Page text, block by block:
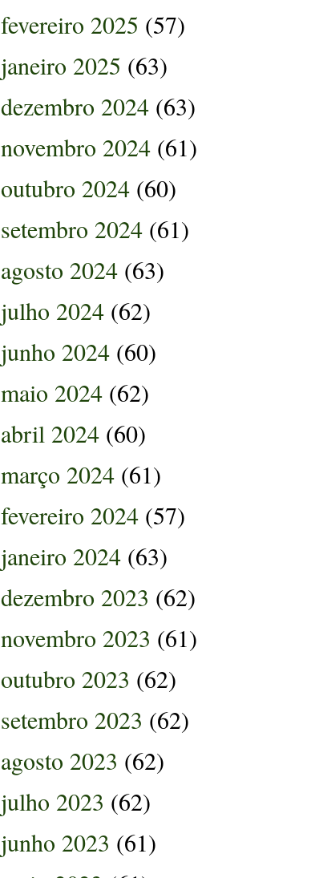
fevereiro 2025 (57)
janeiro 2025 (63)
dezembro 2024 (63)
novembro 2024 (61)
outubro 2024 (60)
setembro 2024 (61)
agosto 2024 (63)
julho 2024 (62)
junho 2024 (60)
maio 2024 (62)
abril 2024 (60)
março 2024 (61)
fevereiro 2024 (57)
janeiro 2024 (63)
dezembro 2023 (62)
novembro 2023 (61)
outubro 2023 (62)
setembro 2023 (62)
agosto 2023 (62)
julho 2023 (62)
junho 2023 (61)